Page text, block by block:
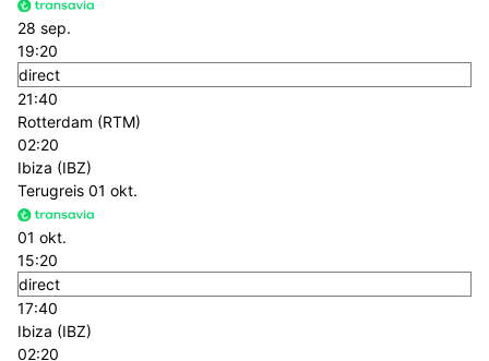
28 sep.
19:20
direct
21:40
Rotterdam (RTM)
02:20
Ibiza (IBZ)
Terugreis 01 okt.
01 okt.
15:20
direct
17:40
Ibiza (IBZ)
02:20